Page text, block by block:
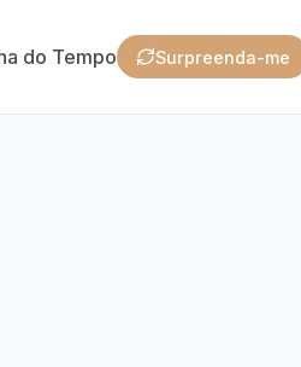
do Tempo Surpreenda-me